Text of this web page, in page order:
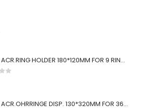
BERNS ACR.RING HOLDER 180*120MM FOR 9 RINGS
BERNS ACR.OHRRINGE DISP. 130*320MM FOR 36 PAIRS